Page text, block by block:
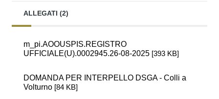
ALLEGATI (2)
m_pi.AOOUSPIS.REGISTRO
UFFICIALE(U).0002945.26-08-2025 [393 KB]
DOMANDA PER INTERPELLO DSGA - Colli a
Volturno [84 KB]